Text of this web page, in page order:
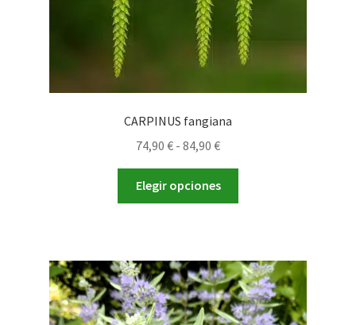
de
producto
CARPINUS fangiana
74,90 € - 84,90 €Rango
precios:
desde
84,90 €
Elegir opciones
Las
opciones
se